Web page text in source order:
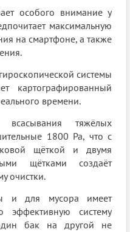
особого внимание у
максимальную
на смартфоне, а также
системы
картографированный
времени.
всасывания тяжёлых
1800 Pa, что с
щёткой и двумя
щётками создаёт
очистки.
и для мусора имеет
эффективную систему
бак на другой не